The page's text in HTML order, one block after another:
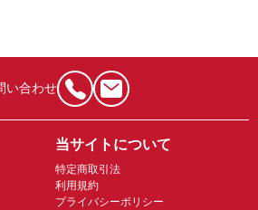
い合わせ
当サイトについて
特定商取引法
利用規約
プライバシーポリシー